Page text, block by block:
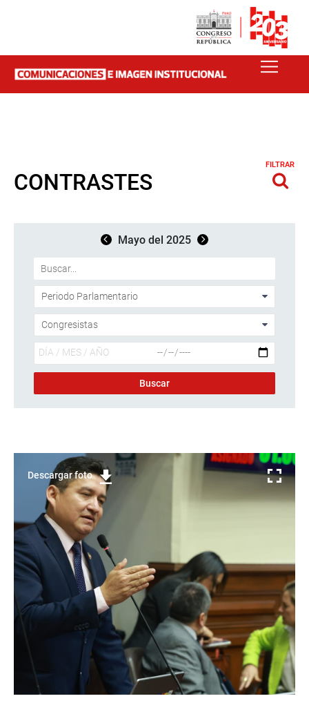
CONTRASTES
FILTRAR
Mayo del 2025
Descargar foto